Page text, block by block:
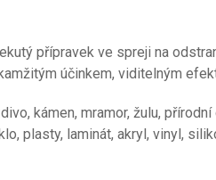
přípravek ve spreji na
účinkem, viditelným
kámen, mramor, žulu,
plasty, laminát, akryl, vinyl,